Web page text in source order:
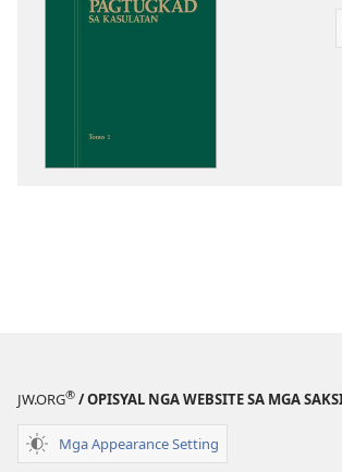
JW.ORG® / OPISYAL NGA WEBSITE SA MGA
Mga Appearance Setting